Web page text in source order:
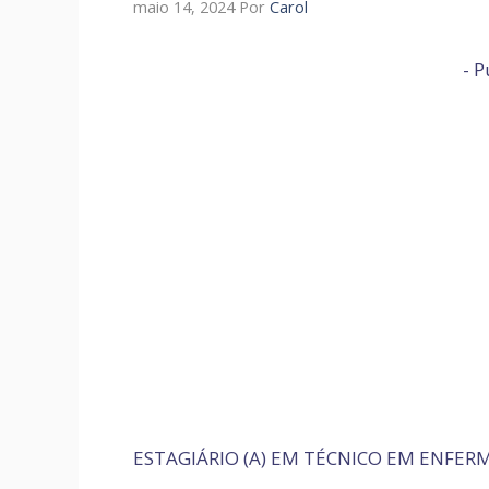
maio 14, 2024 Por Carol
-
ESTAGIÁRIO (A) EM TÉCNICO EM